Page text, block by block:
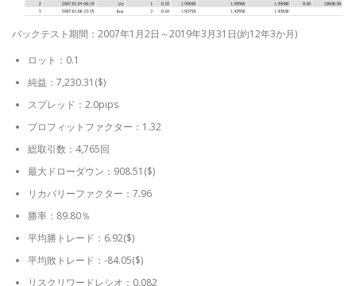
バックテスト期間：2007年1月2日～2019年3月31日(約12年3か月)
ロット：0.1
純益：7,230.31($)
スプレッド：2.0pips
プロフィットファクター：1.32
総取引数：4,765回
最大ドローダウン：908.51($)
リカバリーファクター：7.96
勝率：89.80％
平均勝トレード：6.92($)
平均敗トレード：-84.05($)
リスクリワードレシオ：0.082